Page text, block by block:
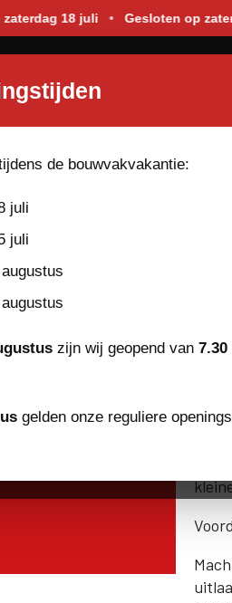
18 juli • Gesloten op
Wij
Wij
het
de bouwvakvakantie:
juli
juli
zijn wij geopend van
gelden onze reguliere